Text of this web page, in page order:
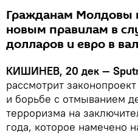
Гражданам Молдовы
новым правилам в
долларов и евро в
КИШИНЕВ, 20 дек —
рассмотрит
и борьбе с отмыванием
терроризма на
года, которое намечено